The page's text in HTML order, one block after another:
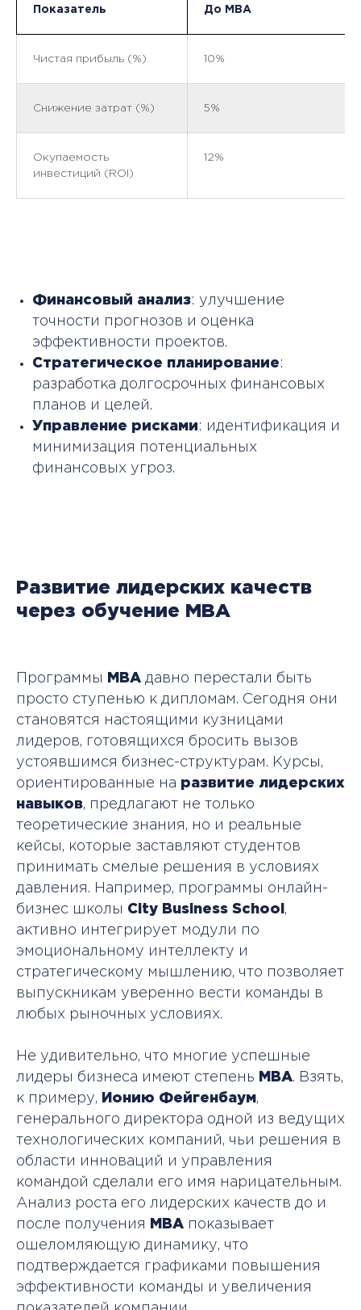
Показатель До MBA
Чистая прибыль (%) 10%
Снижение затрат (%) 5%
Окупаемость
инвестиций (ROI)
12%
Финансовый анализ: улучшение
точности прогнозов и оценка
эффективности проектов.
Стратегическое планирование:
разработка долгосрочных финансовых
планов и целей.
Управление рисками: идентификация и
минимизация потенциальных
финансовых угроз.
Развитие лидерских качеств
через обучение MBA
Программы MBA давно перестали быть
просто ступенью к дипломам. Сегодня они
становятся настоящими кузницами
лидеров, готовящихся бросить вызов
устоявшимся бизнес-структурам. Курсы,
ориентированные на развитие лидерских
навыков, предлагают не только
теоретические знания, но и реальные
кейсы, которые заставляют студентов
принимать смелые решения в условиях
давления. Например, программы онлайн-
бизнес школы City Business School ,
активно интегрирует модули по
эмоциональному интеллекту и
стратегическому мышлению, что позволяет
выпускникам уверенно вести команды в
любых рыночных условиях.
Не удивительно, что многие успешные
лидеры бизнеса имеют степень
MBA. Взять,
к примеру,
Ионию Фейгенбаум,
генерального директора одной из ведущих
технологических компаний, чьи решения в
области инноваций и управления
командой сделали его имя нарицательным.
Анализ роста его лидерских качеств до и
после получения
MBA показывает
ошеломляющую динамику, что
подтверждается графиками повышения
эффективности команды и увеличения